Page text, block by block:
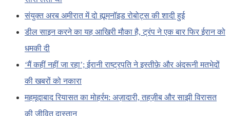
संयुक्त अरब अमीरात में दो ह्यूमनॉइड रोबोट्स की शादी हुई
डील साइन करने का यह आखिरी मौका है, ट्रंप ने एक बार फिर ईरान को
धमकी दी
‘मैं कहीं नहीं जा रहा’; ईरानी राष्ट्रपति ने इस्तीफ़े और अंदरूनी मतभेदों
की खबरों को नकारा
महमूदाबाद रियासत का मोहर्रम: अज़ादारी, तहज़ीब और साझी विरासत
की जीवित दास्तान